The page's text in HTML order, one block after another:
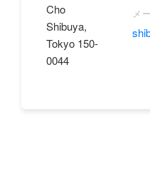
Cho
Shibuya,
Tokyo 150-
0044
メ